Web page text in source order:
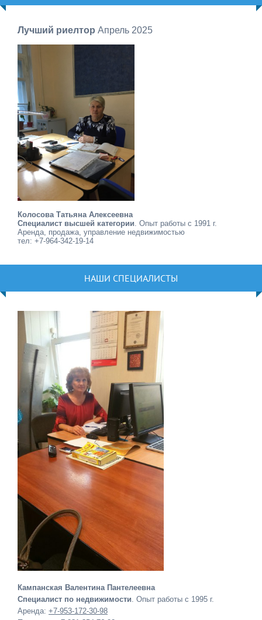
Лучший риелтор Апрель 2025
Колосова Татьяна Алексеевна
Специалист высшей категории. Опыт работы с 1991 г.
Аренда, продажа, управление недвижимостью
тел: +7-964-342-19-14
НАШИ СПЕЦИАЛИСТЫ
Кампанская Валентина Пантелеевна
Специалист по недвижимости. Опыт работы с 1995 г.
Аренда: +7-953-172-30-98